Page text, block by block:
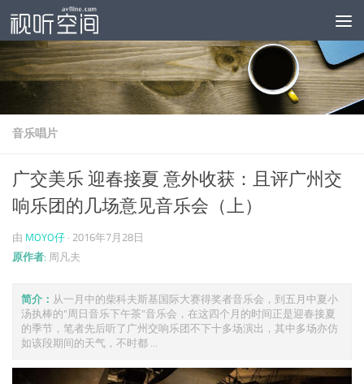
跳至内容
音乐唱片
广交美乐 迎春接夏 意外收获：且评广州交
响乐团的几场意见音乐会（上）
由 MOYO仔 · 2016年7月28日
原作者: 周凡夫
简介： 从一月中的柴科夫斯基国际大赛得奖者音乐会，到五月中夏小
汤执棒的“周日音乐下午茶”音乐会，在这四个月的时间正是迎春接夏
的季节，笔者先后听了广州交响乐团不下十多场演出，其中多场亦仿
如该段期间的天气，不时都 ...